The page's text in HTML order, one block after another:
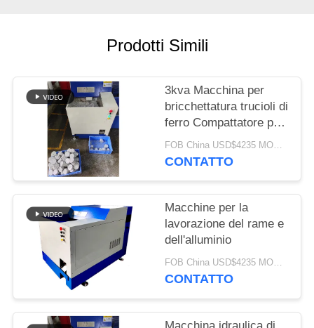
PRIVACY
POLICY
Prodotti Simili
3kva Macchina per
bricchettatura trucioli di
ferro Compattatore per
rottami metallici di
rame e alluminio per
FOB China USD$4235 MOQ:1 insieme
CONTATTO
Macchine per la
lavorazione del rame e
dell'alluminio
FOB China USD$4235 MOQ:1 set
CONTATTO
Macchina idraulica di